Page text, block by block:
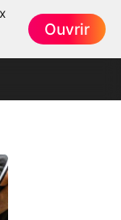
Ouvrir